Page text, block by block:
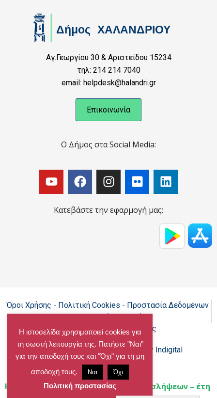
Αγ.Γεωργίου 30 & Αριστείδου 15234
τηλ: 214 214 7040
email: helpdesk@halandri.gr
Επικοινωνία
Ο Δήμος στα Social Media:
Κατεβάστε την εφαρμογή μας:
Όροι Χρήσης - Πολιτική Cookies - Προστασία Δεδομένων
Προσωπικού Χαρακτήρα
Δήλωση προσβασιμότητας
Copyright@chalandri.gr Powered by Indigital
Home Ο ΔΗΜΟΣ»Προκηρύξεις προσλήψεων – έτη
Η ιστοσελίδα χρησιμοποιεί cookies για
τη σωστή λειτουργία της. Πατήστε "Ναι"
για την αποδοχή τους και "Όχι" για τη μη
αποδοχή τους.
Ναι Όχι
Πολιτική προστασίας